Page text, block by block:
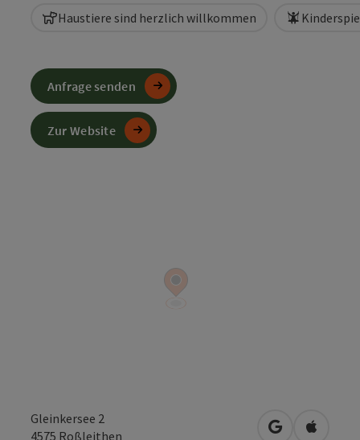
Haustiere sind herzlich willkommen
Gleinkersee 2
4575 Roßleithen in Google
in
Anfrage senden
Zur Website